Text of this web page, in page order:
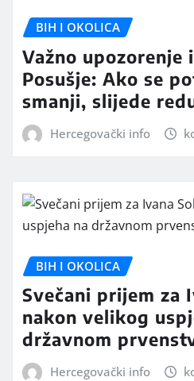
BIH I OKOLICA
Važno upozorenje
Posušje: Ako se
smanji, slijede
Hercegovački info
BIH I OKOLICA
Svečani prijem za
nakon velikog
državnom
Hercegovački info